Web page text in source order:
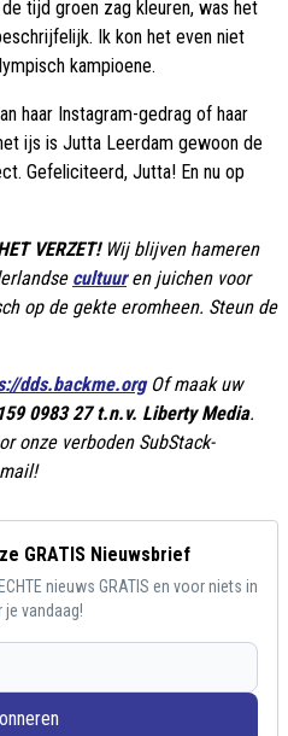
tijd groen zag kleuren, was het
Ik kon het even niet
kampioene.
haar Instagram-gedrag of haar
ijs is Jutta Leerdam gewoon de
Gefeliciteerd, Jutta! En nu op
VERZET! Wij blijven hameren
cultuuren juichen voor
op de gekte eromheen. Steun de
dds.backme.orgOf maak uw
0983 27 t.n.v. Liberty Media.
onze verboden SubStack-
GRATIS Nieuwsbrief
nieuws GRATIS en voor niets in
vandaag!